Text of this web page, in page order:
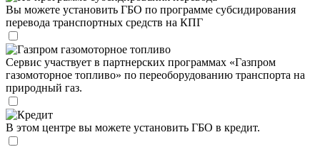
Вы можете установить ГБО по программе субсидирования
перевода транспортных средств на КПГ
Газпром газомоторное топливо
Сервис участвует в партнерских программах «Газпром
газомоторное топливо» по переоборудованию транспорта на
природный газ.
Кредит
В этом центре вы можете установить ГБО в кредит.